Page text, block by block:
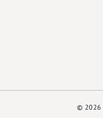
© 2026